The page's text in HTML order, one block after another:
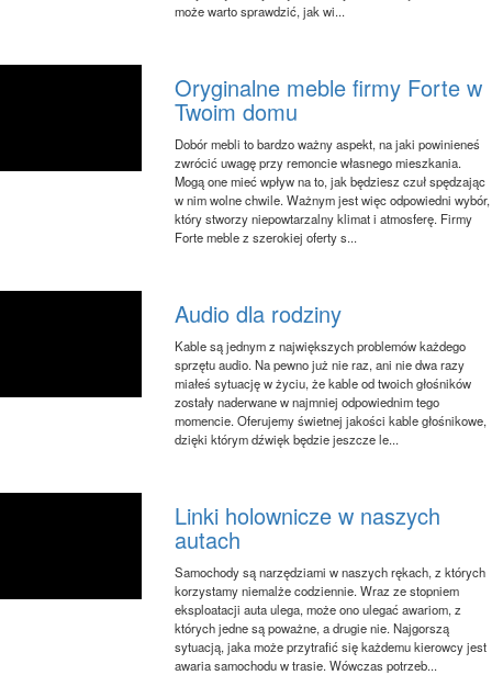
może warto sprawdzić, jak wi...
Oryginalne meble firmy Forte w
Twoim domu
Dobór mebli to bardzo ważny aspekt, na jaki powinieneś
zwrócić uwagę przy remoncie własnego mieszkania.
Mogą one mieć wpływ na to, jak będziesz czuł spędzając
w nim wolne chwile. Ważnym jest więc odpowiedni wybór,
który stworzy niepowtarzalny klimat i atmosferę. Firmy
Forte meble z szerokiej oferty s...
Audio dla rodziny
Kable są jednym z największych problemów każdego
sprzętu audio. Na pewno już nie raz, ani nie dwa razy
miałeś sytuację w życiu, że kable od twoich głośników
zostały naderwane w najmniej odpowiednim tego
momencie. Oferujemy świetnej jakości kable głośnikowe,
dzięki którym dźwięk będzie jeszcze le...
Linki holownicze w naszych
autach
Samochody są narzędziami w naszych rękach, z których
korzystamy niemalże codziennie. Wraz ze stopniem
eksploatacji auta ulega, może ono ulegać awariom, z
których jedne są poważne, a drugie nie. Najgorszą
sytuacją, jaka może przytrafić się każdemu kierowcy jest
awaria samochodu w trasie. Wówczas potrzeb...